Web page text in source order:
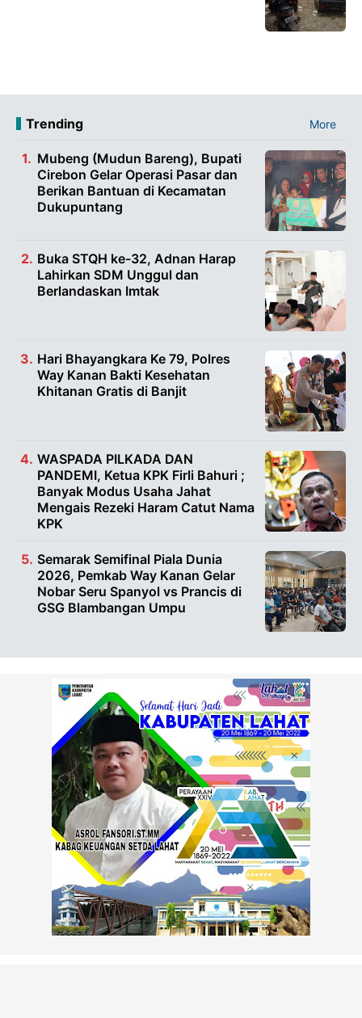
Trending More
Mubeng (Mudun Bareng), Bupati
Cirebon Gelar Operasi Pasar dan
Berikan Bantuan di Kecamatan
Dukupuntang
Buka STQH ke-32, Adnan Harap
Lahirkan SDM Unggul dan
Berlandaskan Imtak
Hari Bhayangkara Ke 79, Polres
Way Kanan Bakti Kesehatan
Khitanan Gratis di Banjit
WASPADA PILKADA DAN
PANDEMI, Ketua KPK Firli Bahuri ;
Banyak Modus Usaha Jahat
Mengais Rezeki Haram Catut Nama
KPK
Semarak Semifinal Piala Dunia
2026, Pemkab Way Kanan Gelar
Nobar Seru Spanyol vs Prancis di
GSG Blambangan Umpu